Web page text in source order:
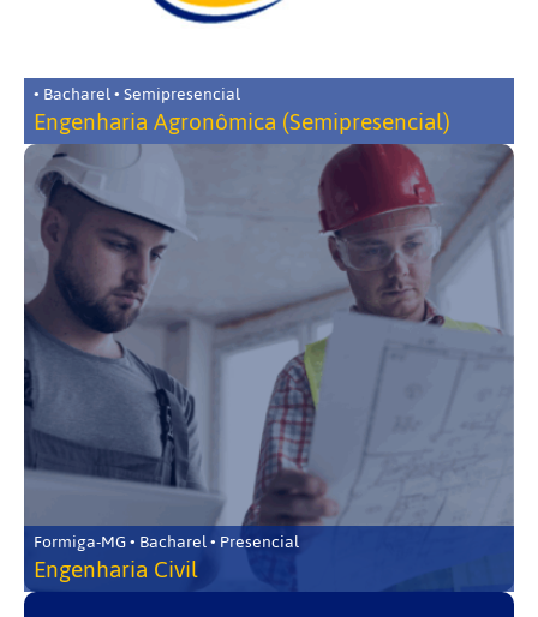
• Bacharel • Semipresencial
Engenharia Agronômica (Semipresencial)
Formiga-MG • Bacharel • Presencial
Engenharia Civil